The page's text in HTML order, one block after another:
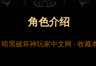
角色介绍
暗黑破坏神玩家中文网 · 收藏